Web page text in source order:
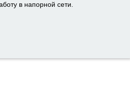
в напорной сети.